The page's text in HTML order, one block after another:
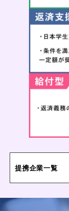
提携企業一覧